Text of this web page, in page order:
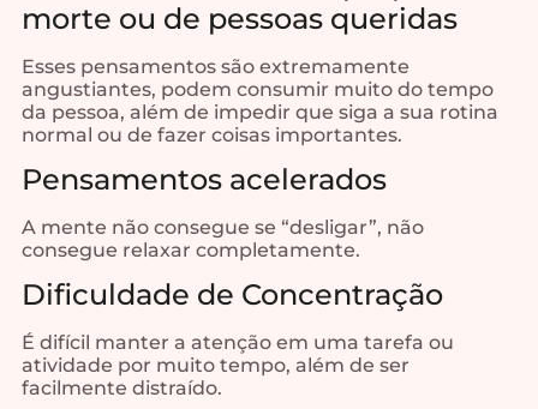
morte ou de pessoas queridas
Esses pensamentos são extremamente
angustiantes, podem consumir muito do tempo
da pessoa, além de impedir que siga a sua rotina
normal ou de fazer coisas importantes.
Pensamentos acelerados
A mente não consegue se “desligar”, não
consegue relaxar completamente.
Dificuldade de Concentração
É difícil manter a atenção em uma tarefa ou
atividade por muito tempo, além de ser
facilmente distraído.